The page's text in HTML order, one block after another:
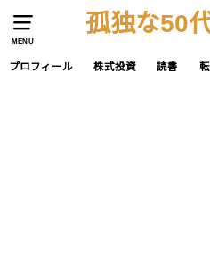
MENU
孤独な50
プロフィール 株式投資 読書